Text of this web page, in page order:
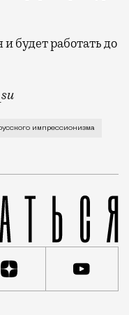
и будет работать до
сложно, это не
импрессионизма